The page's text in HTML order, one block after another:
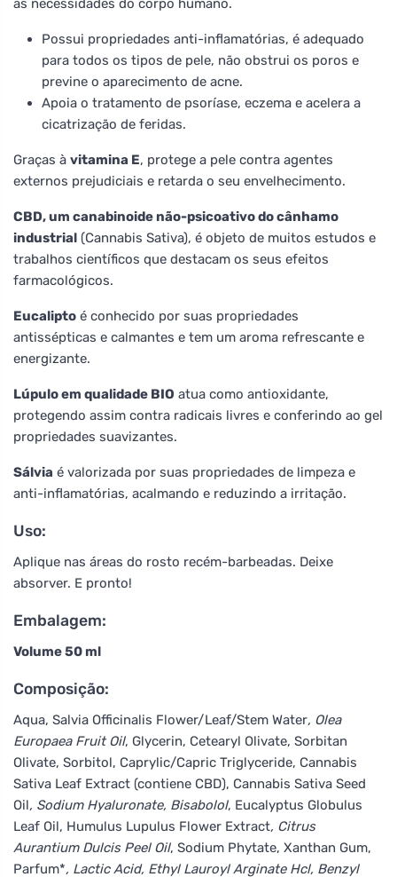
Possui propriedades anti-inflamatórias, é adequado
para todos os tipos de pele, não obstrui os poros e
previne o aparecimento de acne.
Apoia o tratamento de psoríase, eczema e acelera a
cicatrização de feridas.
Graças à vitamina E, protege a pele contra agentes
externos prejudiciais e retarda o seu envelhecimento.
CBD, um canabinoide não-psicoativo do cânhamo
industrial (Cannabis Sativa), é objeto de muitos estudos e
trabalhos científicos que destacam os seus efeitos
farmacológicos.
Eucalipto é conhecido por suas propriedades
antissépticas e calmantes e tem um aroma refrescante e
energizante.
Lúpulo em qualidade BIO atua como antioxidante,
protegendo assim contra radicais livres e conferindo ao gel
propriedades suavizantes.
Sálvia é valorizada por suas propriedades de limpeza e
anti-inflamatórias, acalmando e reduzindo a irritação.
Uso:
Aplique nas áreas do rosto recém-barbeadas. Deixe
absorver. E pronto!
Embalagem:
Volume 50 ml
Composição:
Aqua, Salvia Officinalis Flower/Leaf/Stem Water, Olea
Europaea Fruit Oil, Glycerin, Cetearyl Olivate, Sorbitan
Olivate, Sorbitol, Caprylic/Capric Triglyceride, Cannabis
Sativa Leaf Extract (contiene CBD), Cannabis Sativa Seed
Oil, Sodium Hyaluronate, Bisabolol, Eucalyptus Globulus
Leaf Oil, Humulus Lupulus Flower Extract, Citrus
Aurantium Dulcis Peel Oil, Sodium Phytate, Xanthan Gum,
Parfum*, Lactic Acid, Ethyl Lauroyl Arginate Hcl, Benzyl